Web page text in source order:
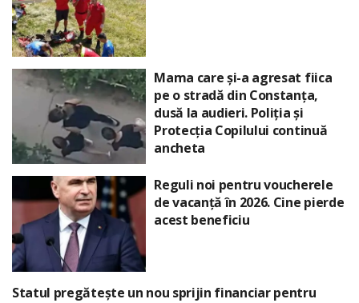
Mama care și-a agresat fiica
pe o stradă din Constanța,
dusă la audieri. Poliția și
Protecția Copilului continuă
ancheta
Reguli noi pentru voucherele
de vacanță în 2026. Cine pierde
acest beneficiu
Statul pregătește un nou sprijin financiar pentru